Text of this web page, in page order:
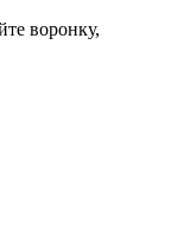
воронку,